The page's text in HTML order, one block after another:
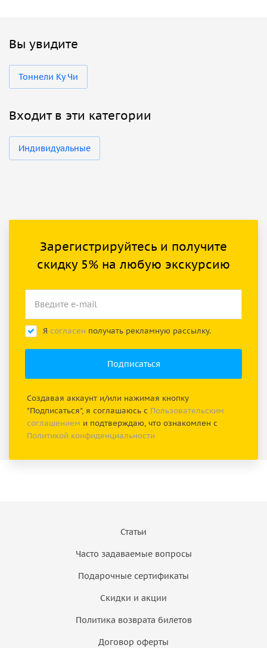
Вы увидите
Тоннели Ку Чи
Входит в эти категории
Индивидуальные
Зарегистрируйтесь и получите
скидку 5% на любую экскурсию
Я согласен получать рекламную рассылку.
Создавая аккаунт и/или нажимая кнопку
"Подписаться", я соглашаюсь с Пользовательским
соглашением и подтверждаю, что ознакомлен с
Политикой конфиденциальности
Статьи
Часто задаваемые вопросы
Подарочные сертификаты
Скидки и акции
Политика возврата билетов
Договор оферты